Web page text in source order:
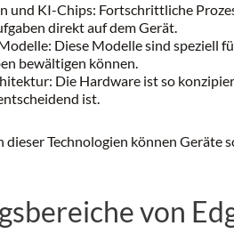
und KI-Chips: Fortschrittliche
direkt auf dem Gerät.
Diese Modelle sind speziell
bewältigen können.
Die Hardware ist so
ist.
Technologien können Geräte
von